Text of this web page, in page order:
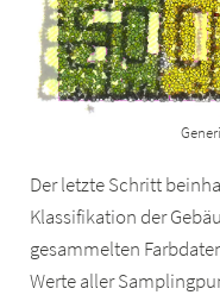
Der letzte Schritt
Klassifikation der
gesammelten
Werte aller